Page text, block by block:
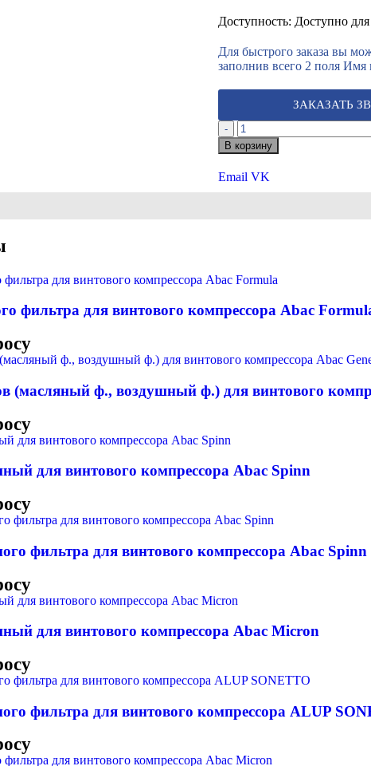
Доступность: Доступно для
Для быстрого заказа вы
заполнив всего 2 поля Имя
ЗАКАЗАТЬ
-
В корзину
Email VK
фильтра для винтового компрессора Abac
(масляный ф., воздушный ф.) для винтового
для винтового компрессора Abac Spinn
фильтра для винтового компрессора Abac Spinn
для винтового компрессора Abac Micron
фильтра для винтового компрессора ALUP